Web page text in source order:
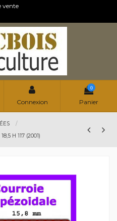
vente
Connexion
0
Panier
H 117 (2001)